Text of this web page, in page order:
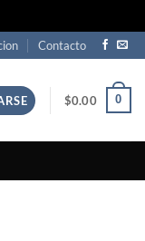
Contacto
$0.00 0